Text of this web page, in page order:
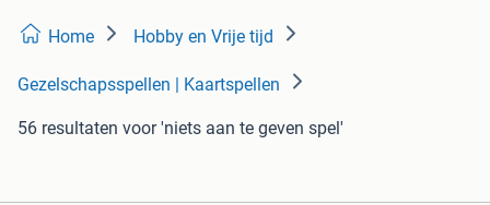
Home Hobby en Vrije tijd
Gezelschapsspellen | Kaartspellen
56 resultaten voor 'niets aan te geven spel'